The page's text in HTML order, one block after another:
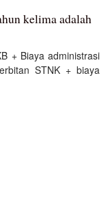
kelima adalah
+ Biaya administrasi
STNK + biaya